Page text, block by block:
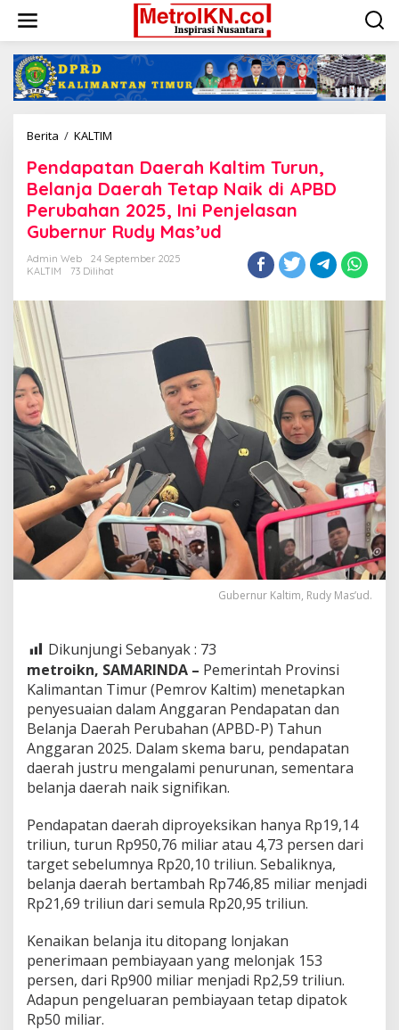
konten
Berita / KALTIM
Kaltim
Turun,
Belanja
Daerah
Tetap
di
APBD
Penjelasan
Gubernur
Pendapatan Daerah Kaltim Turun,
Belanja Daerah Tetap Naik di APBD
Perubahan 2025, Ini Penjelasan
Gubernur Rudy Mas’ud
Admin Web
24 September 2025
KALTIM
73 Dilihat
Gubernur Kaltim, Rudy Mas’ud.
Dikunjungi Sebanyak : 73
metroikn, SAMARINDA – Pemerintah Provinsi
Kalimantan Timur (Pemrov Kaltim) menetapkan
penyesuaian dalam Anggaran Pendapatan dan
Belanja Daerah Perubahan (APBD-P) Tahun
Anggaran 2025. Dalam skema baru, pendapatan
daerah justru mengalami penurunan, sementara
belanja daerah naik signifikan.
Pendapatan daerah diproyeksikan hanya Rp19,14
triliun, turun Rp950,76 miliar atau 4,73 persen dari
target sebelumnya Rp20,10 triliun. Sebaliknya,
belanja daerah bertambah Rp746,85 miliar menjadi
Rp21,69 triliun dari semula Rp20,95 triliun.
Kenaikan belanja itu ditopang lonjakan
penerimaan pembiayaan yang melonjak 153
persen, dari Rp900 miliar menjadi Rp2,59 triliun.
Adapun pengeluaran pembiayaan tetap dipatok
Rp50 miliar.